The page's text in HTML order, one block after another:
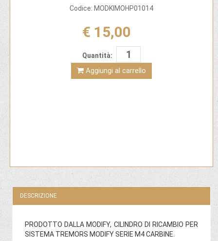
Codice: MODKIMOHP01014
€ 15,00
Quantità:
Aggiungi al carrello
DESCRIZIONE
PRODOTTO DALLA MODIFY, CILINDRO DI RICAMBIO PER
SISTEMA TREMORS MODIFY SERIE M4 CARBINE.